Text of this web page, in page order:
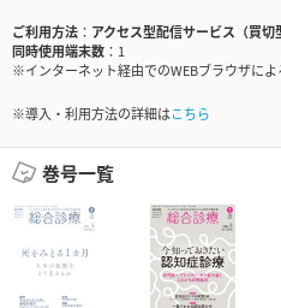
ご利用方法
アクセス型配信サービス（買切
同時使用端末数
1
※インターネット経由でのWEBブラウザによ
※導入・利用方法の詳細はこちら
巻号一覧